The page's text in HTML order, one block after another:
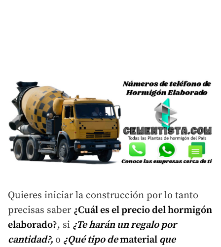
Quieres iniciar la construcción por lo tanto
precisas saber ¿Cuál es el precio del hormigón
elaborado?, si ¿Te harán un regalo por
cantidad?, o ¿Qué tipo dematerial que